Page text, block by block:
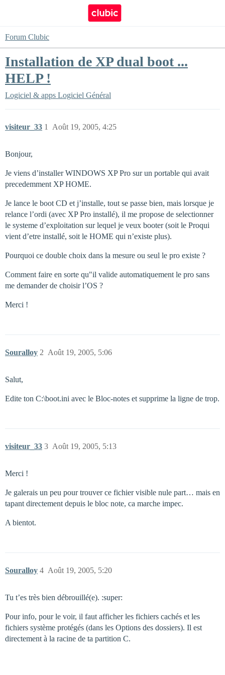
Forum Clubic
Installation de XP dual boot ...
HELP !
Logiciel & apps Logiciel Général
visiteur_33 Août 19, 2005, 4:25
1
Bonjour,
Je viens d’installer WINDOWS XP Pro sur un portable qui avait
precedemment XP HOME.
Je lance le boot CD et j’installe, tout se passe bien, mais lorsque je
relance l’ordi (avec XP Pro installé), il me propose de selectionner
le systeme d’exploitation sur lequel je veux booter (soit le Proqui
vient d’etre installé, soit le HOME qui n’existe plus).
Pourquoi ce double choix dans la mesure ou seul le pro existe ?
Comment faire en sorte qu"il valide automatiquement le pro sans
me demander de choisir l’OS ?
Merci !
Souralloy Août 19, 2005, 5:06
2
Salut,
Edite ton C:\boot.ini avec le Bloc-notes et supprime la ligne de trop.
visiteur_33 Août 19, 2005, 5:13
3
Merci !
Je galerais un peu pour trouver ce fichier visible nule part… mais en
tapant directement depuis le bloc note, ca marche impec.
A bientot.
Souralloy Août 19, 2005, 5:20
4
Tu t’es très bien débrouillé(e). :super:
Pour info, pour le voir, il faut afficher les fichiers cachés et les
fichiers système protégés (dans les Options des dossiers). Il est
directement à la racine de ta partition C.